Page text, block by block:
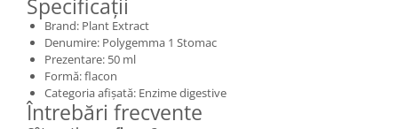
Specificații
Brand: Plant Extract
Denumire: Polygemma 1 Stomac
Prezentare: 50 ml
Formă: flacon
Categoria afișată: Enzime digestive
Întrebări frecvente